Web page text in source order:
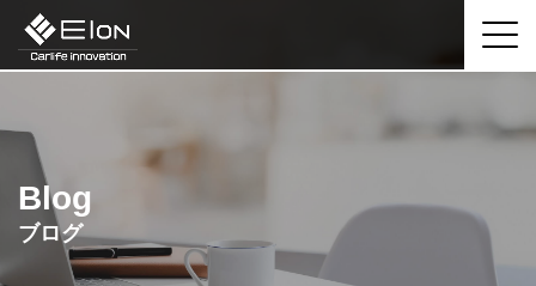
Blog
ブログ